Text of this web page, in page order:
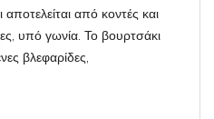
από κοντές και
υπό γωνία. Το βουρτσάκι
βλεφαρίδες,